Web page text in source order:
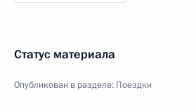
Статус материала
Опубликован в разделе: Поездки